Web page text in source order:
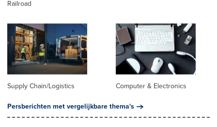
Railroad
Supply Chain/Logistics
Computer & Electronics
Persberichten met vergelijkbare thema's